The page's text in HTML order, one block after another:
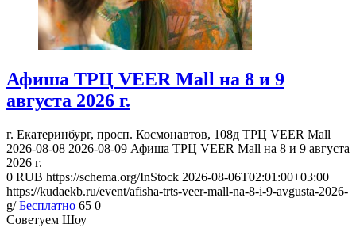
Афиша ТРЦ VEER Mall на 8 и 9
августа 2026 г.
г. Екатеринбург, просп. Космонавтов, 108д ТРЦ VEER Mall
2026-08-08 2026-08-09 Афиша ТРЦ VEER Mall на 8 и 9 августа
2026 г.
0 RUB https://schema.org/InStock 2026-08-06T02:01:00+03:00
https://kudaekb.ru/event/afisha-trts-veer-mall-na-8-i-9-avgusta-2026-
g/ Бесплатно 65 0
Советуем Шоу